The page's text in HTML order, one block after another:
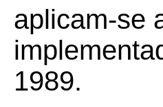
aplicam-se
1989.